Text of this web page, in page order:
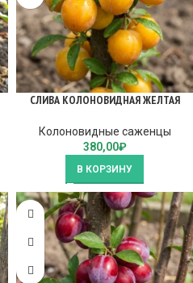
СЛИВА КОЛОНОВИДНАЯ ЖЕЛТАЯ
Колоновидные саженцы
380,00₽
В КОРЗИНУ